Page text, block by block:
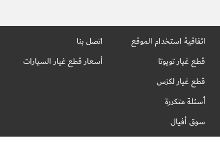
اتفاقية استخدام الموقع
قطع غيار تويوتا
قطع غيار لكزس
أسئلة متكررة
سوق أفيال
اتصل بنا
أسعار قطع غيار السيارات